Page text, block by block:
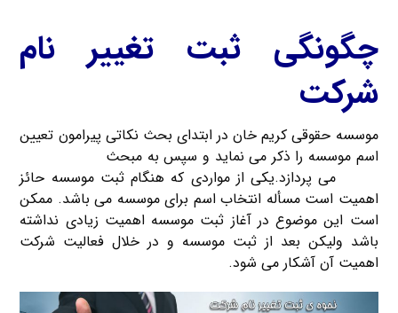
چگونگی ثبت تغییر نام
شرکت
موسسه حقوقی کریم خان در ابتدای بحث نکاتی پیرامون تعیین
اسم موسسه را ذکر می نماید و سپس به مبحث
می پردازد.یکی از مواردی که هنگام ثبت موسسه حائز
اهمیت است مسأله انتخاب اسم برای موسسه می باشد. ممکن
است این موضوع در آغاز ثبت موسسه اهمیت زیادی نداشته
باشد ولیکن بعد از ثبت موسسه و در خلال فعالیت شرکت
اهمیت آن آشکار می شود.